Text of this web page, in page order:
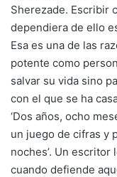
Sherezade. Escribir
dependiera de ello
Esa es una de las
potente como
salvar su vida sino
con el que se ha
‘Dos años, ocho
un juego de cifras y
noches’. Un
cuando defiende